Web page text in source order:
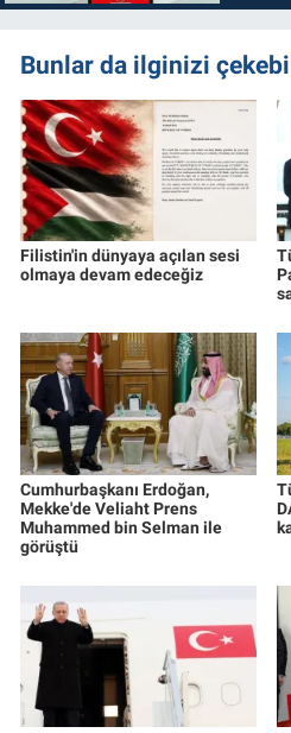
Bunlar da ilginizi
Filistin'in dünyaya açılan sesi
olmaya devam edeceğiz
Cumhurbaşkanı Erdoğan,
Mekke'de Veliaht Prens
Muhammed bin Selman ile
görüştü